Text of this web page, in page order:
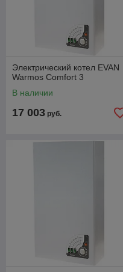
Электрический котел EVAN
Warmos Comfort 3
В наличии
17 003 руб.